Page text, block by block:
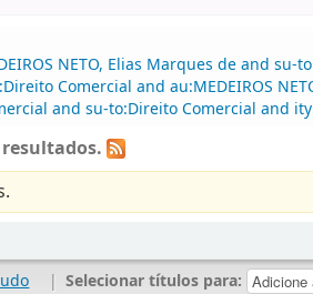
NETO, Elias Marques de and su-
Comercial and au:MEDEIROS
and su-to:Direito Comercial and
| Selecionar títulos para: